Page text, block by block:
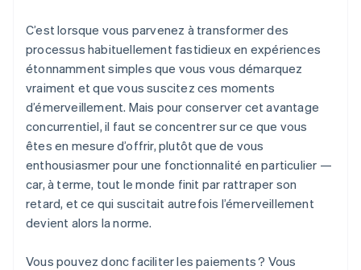
C’est lorsque vous parvenez à transformer des
processus habituellement fastidieux en expériences
étonnamment simples que vous vous démarquez
vraiment et que vous suscitez ces moments
d’émerveillement. Mais pour conserver cet avantage
concurrentiel, il faut se concentrer sur ce que vous
êtes en mesure d’offrir, plutôt que de vous
enthousiasmer pour une fonctionnalité en particulier —
car, à terme, tout le monde finit par rattraper son
retard, et ce qui suscitait autrefois l’émerveillement
devient alors la norme.
Vous pouvez donc faciliter les paiements ? Vous